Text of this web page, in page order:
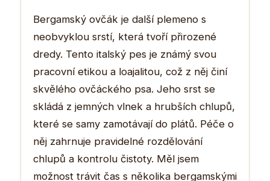
Bergamský ovčák je další plemeno s
neobvyklou srstí, která tvoří přirozené
dredy. Tento italský pes je známý svou
pracovní etikou a loajalitou, což z něj činí
skvělého ovčáckého psa. Jeho srst se
skládá z jemných vlnek a hrubších chlupů,
které se samy zamotávají do plátů. Péče o
něj zahrnuje pravidelné rozdělování
chlupů a kontrolu čistoty. Měl jsem
možnost trávit čas s několika bergamskými